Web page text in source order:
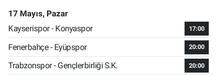
17 Mayıs, Pazar
Kayserispor - Konyaspor
17:00
Fenerbahçe - Eyüpspor 20:00
Trabzonspor - Gençlerbirliği S.K. 20:00